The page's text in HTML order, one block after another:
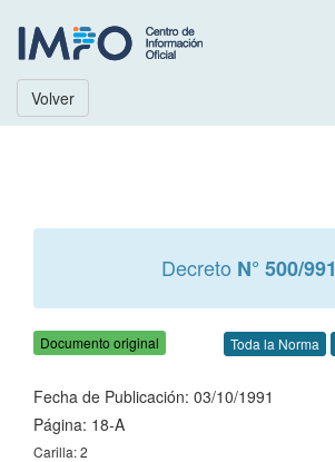
Volver
Decreto N° 500/991
Documento original Toda la Norma
Fecha de Publicación: 03/10/1991
Página: 18-A
Carilla: 2